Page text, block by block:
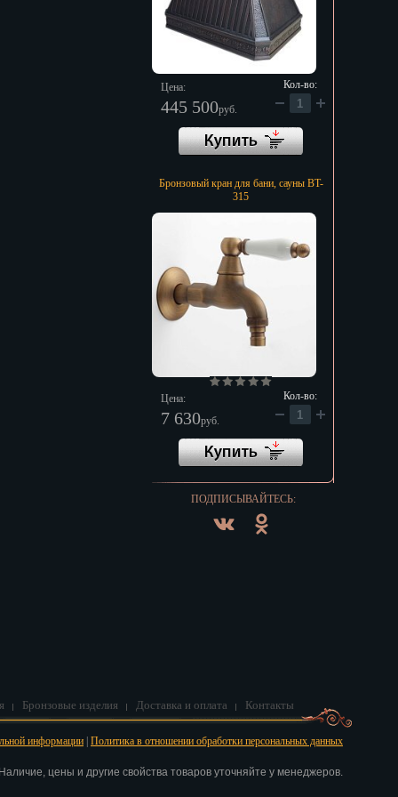
Цена:
445 500руб.
Кол-во:
Бронзовый кран для бани, сауны BT-
315
Цена:
7 630руб.
Кол-во:
ПОДПИСЫВАЙТЕСЬ:
Бронзовые изделия Доставка и оплата Контакты
информации Политика в отношении обработки персональных данных
цены и другие свойства товаров уточняйте у менеджеров.